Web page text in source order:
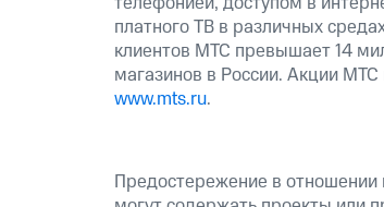
платного ТВ в различных
клиентов МТС превышает 14
магазинов в России. Акции
www.mts.ru.
Предостережение в отношении